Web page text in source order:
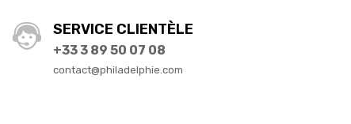
SERVICE CLIENTÈLE
+33 3 89 50 07 08
contact@philadelphie.com